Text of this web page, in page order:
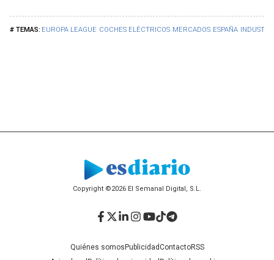
EUROPA LEAGUE COCHES ELÉCTRICOS MERCADOS ESPAÑA
Copyright ©2026 El Semanal Digital, S.L.
Quiénes somosPublicidadContactoRSS
Facebook
Twitter
LinkedIn
Instagram
YouTube
TikTok
Telegram